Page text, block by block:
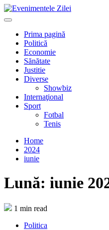
Mergi
la
Primary
Prima pagină
Politică
Economie
Sănătate
Justitie
Diverse
Showbiz
Internaţional
Sport
Fotbal
Tenis
Home
2024
iunie
Lună: iunie
1 min read
Politica